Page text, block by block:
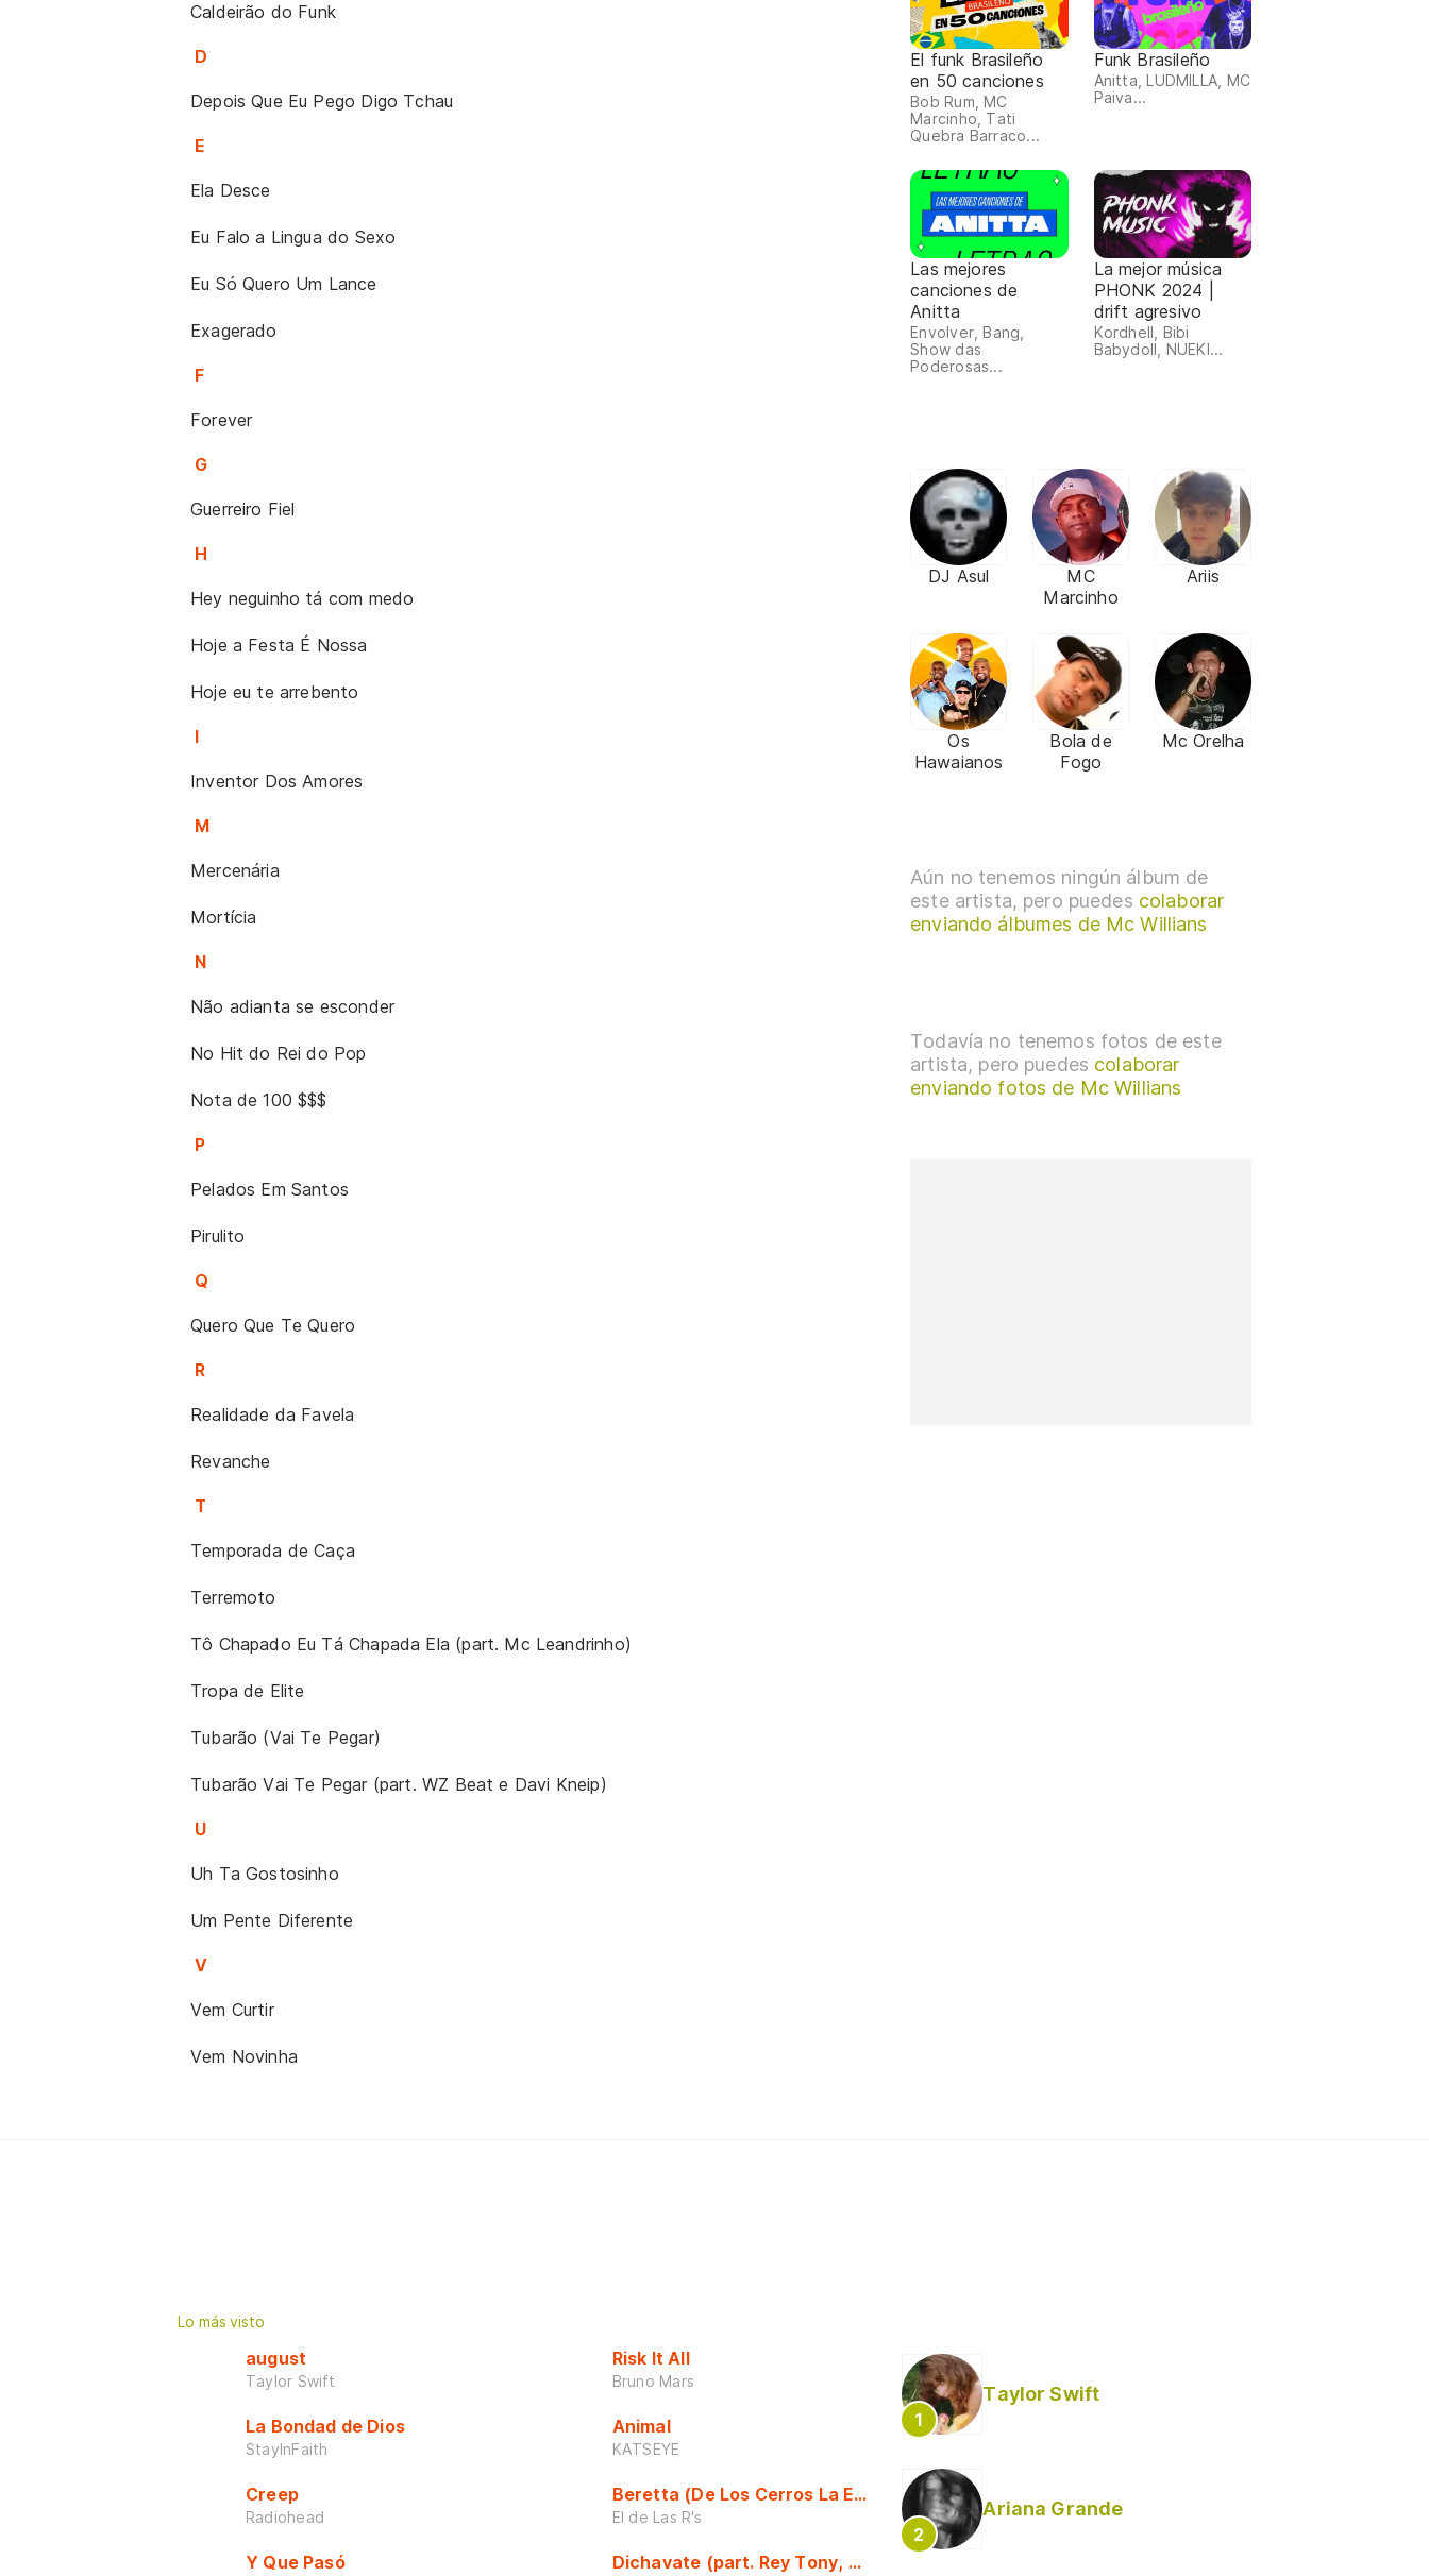
Caldeirão do Funk
D
Depois Que Eu Pego Digo Tchau
E
Ela Desce
Eu Falo a Lingua do Sexo
Eu Só Quero Um Lance
Exagerado
F
Forever
G
Guerreiro Fiel
H
Hey neguinho tá com medo
Hoje a Festa É Nossa
Hoje eu te arrebento
I
Inventor Dos Amores
M
Mercenária
Mortícia
N
Não adianta se esconder
No Hit do Rei do Pop
Nota de 100 $$$
P
Pelados Em Santos
Pirulito
Q
Quero Que Te Quero
R
Realidade da Favela
Revanche
T
Temporada de Caça
Terremoto
Tô Chapado Eu Tá Chapada Ela (part. Mc Leandrinho)
Tropa de Elite
Tubarão (Vai Te Pegar)
Tubarão Vai Te Pegar (part. WZ Beat e Davi Kneip)
U
Uh Ta Gostosinho
Um Pente Diferente
V
Vem Curtir
Vem Novinha
El funk Brasileño
en 50 canciones
Bob Rum, MC
Marcinho, Tati
Quebra Barraco...
Funk Brasileño
Anitta, LUDMILLA, MC
Paiva...
Las mejores
canciones de
Anitta
Envolver, Bang,
Show das
Poderosas...
La mejor música
PHONK 2024 |
drift agresivo
Kordhell, Bibi
Babydoll, NUEKI...
DJ Asul
MC
Marcinho
Ariis
Os
Hawaianos
Bola de
Fogo
Mc Orelha
Aún no tenemos ningún álbum de
este artista, pero puedes colaborar
enviando álbumes de Mc Willians
Todavía no tenemos fotos de este
artista, pero puedes colaborar
enviando fotos de Mc Willians
Lo más visto
august
Taylor Swift
La Bondad de Dios
StayInFaith
Creep
Radiohead
Y Que Pasó
Risk It All
Bruno Mars
Animal
KATSEYE
Beretta (De Los Cerros La Escuela)
El de Las R's
Dichavate (part. Rey Tony, Dj Honda y Helabusador) [explícita]
Taylor Swift
Ariana Grande